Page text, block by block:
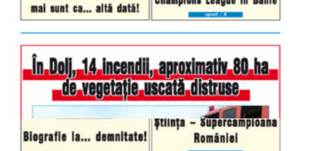
luni-vineri
9.00 - 17.00
duminică
9.00 - 12.00